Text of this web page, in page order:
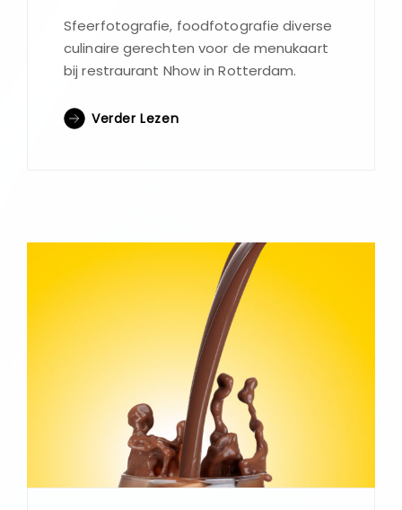
Sfeerfotografie, foodfotografie diverse
culinaire gerechten voor de menukaart
bij restraurant Nhow in Rotterdam.
Verder Lezen